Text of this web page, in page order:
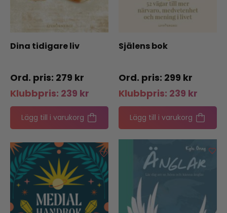
Dina tidigare liv
279 kr
Klubbpris: 239 kr
Lägg till i varukorg
Själens bok
299 kr
Klubbpris: 239 kr
Lägg till i varukorg